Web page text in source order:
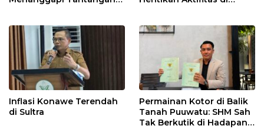
Inflasi Konawe Terendah
di Sultra
Permainan Kotor di Balik
Tanah Puuwatu: SHM Sah
Tak Berkutik di Hadapan